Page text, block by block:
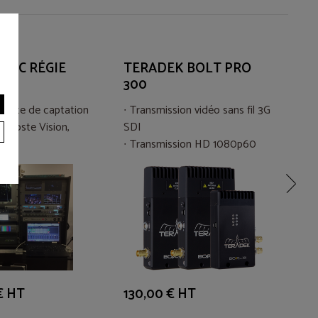
RÉGIE
de captation
Poste Vision,
et Intercomie
HT
TERADEK BOLT PRO
300
Transmission vidéo sans fil 3G
SDI
Transmission HD 1080p60
Portée maximale : 100m à vue
130,00 € HT